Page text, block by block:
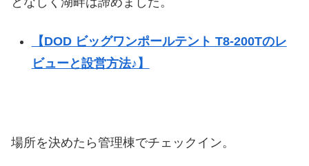
【DOD ビッグワンポールテント T8-200Tのレ
ビューと設営方法♪】
場所を決めたら管理棟でチェックイン。